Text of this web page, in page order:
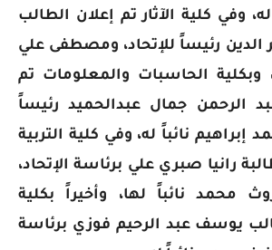
وفي كلية الآثار تم إعلان الطالب
رئيساً للإتحاد، ومصطفى علي
وبكلية الحاسبات والمعلومات تم
الرحمن جمال عبدالحميد رئيساً
إبراهيم نائباً له، وفي كلية التربية
رانيا صبري علي برئاسة الإتحاد،
محمد نائباً لها، وأخيراً بكلية
يوسف عبد الرحيم فوزي برئاسة